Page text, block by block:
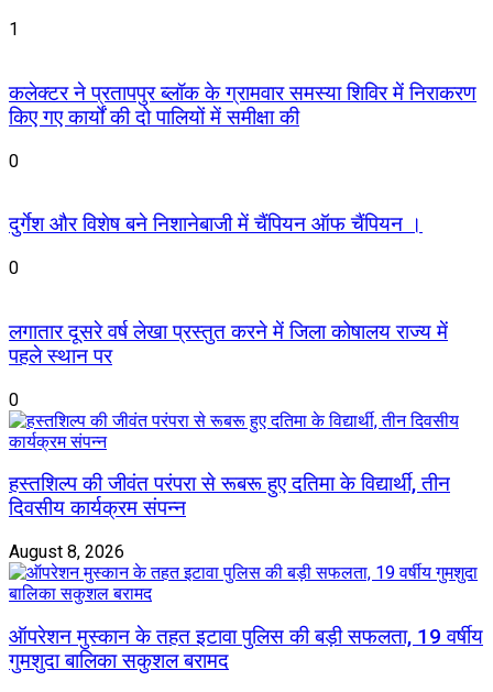
1
कलेक्टर ने प्रतापपुर ब्लॉक के ग्रामवार समस्या शिविर में निराकरण
किए गए कार्यों की दो पालियों में समीक्षा की
0
दुर्गेश और विशेष बने निशानेबाजी में चैंपियन ऑफ चैंपियन ।
0
लगातार दूसरे वर्ष लेखा प्रस्तुत करने में जिला कोषालय राज्य में
पहले स्थान पर
0
हस्तशिल्प की जीवंत परंपरा से रूबरू हुए दतिमा के विद्यार्थी, तीन
दिवसीय कार्यक्रम संपन्न
August 8, 2026
ऑपरेशन मुस्कान के तहत इटावा पुलिस की बड़ी सफलता, 19 वर्षीय
गुमशुदा बालिका सकुशल बरामद